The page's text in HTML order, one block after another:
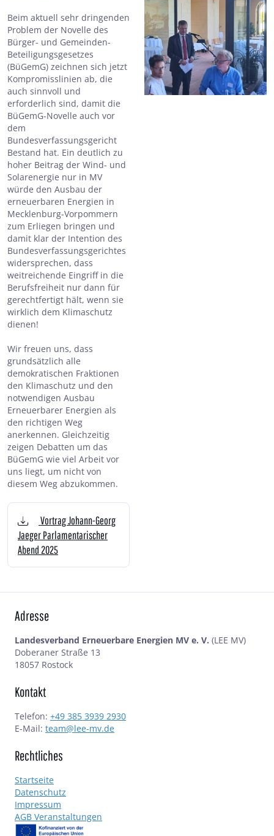
Beim aktuell sehr dringenden
Problem der Novelle des
Bürger- und Gemeinden-
Beteiligungsgesetzes
(BüGemG) zeichnen sich jetzt
Kompromisslinien ab, die
auch sinnvoll und
erforderlich sind, damit die
BüGemG-Novelle auch vor
dem
Bundesverfassungsgericht
Bestand hat. Ein deutlich zu
hoher Beitrag der Wind- und
Solarenergie nur in MV
würde den Ausbau der
erneuerbaren Energien in
Mecklenburg-Vorpommern
zum Erliegen bringen und
damit klar der Intention des
Bundesverfassungsgerichtes
widersprechen, dass
weitreichende Eingriff in die
Berufsfreiheit nur dann für
gerechtfertigt hält, wenn sie
wirklich dem Klimaschutz
dienen!
Wir freuen uns, dass
grundsätzlich alle
demokratischen Fraktionen
den Klimaschutz und den
notwendigen Ausbau
Erneuerbarer Energien als
den richtigen Weg
anerkennen. Gleichzeitig
zeigen Debatten um das
BüGemG wie viel Arbeit vor
uns liegt, um nicht von
diesem Weg abzukommen.
Vortrag Johann-Georg
Jaeger Parlamentarischer
Abend 2025
Adresse
Landesverband Erneuerbare Energien MV e. V. (LEE MV)
Doberaner Straße 13
18057 Rostock
Kontakt
Telefon: +49 385 3939 2930
E-Mail: team@lee-mv.de
Rechtliches
Startseite
Datenschutz
Impressum
AGB Veranstaltungen